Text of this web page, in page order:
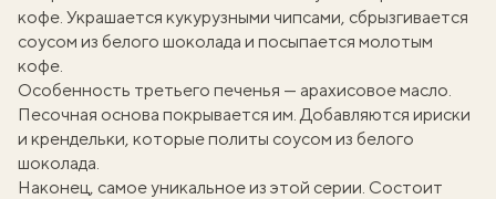
кофе. Украшается кукурузными чипсами, сбрызгивается
соусом из белого шоколада и посыпается молотым
кофе.
Особенность третьего печенья — арахисовое масло.
Песочная основа покрывается им. Добавляются ириски
и крендельки, которые политы соусом из белого
шоколада.
Наконец, самое уникальное из этой серии. Состоит